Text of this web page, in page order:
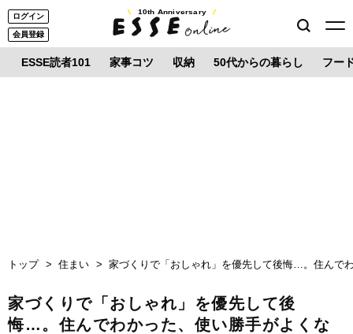
ログイン
会員登録
10th Anniversary
ESSE読者101 家事コツ 収納 50代からの暮らし フー
トップ 住まい 家づくりで「おしゃれ」を優先して後悔…。住んで
家づくりで「おしゃれ」を優先して後
悔…。住んでわかった、使い勝手がよくな